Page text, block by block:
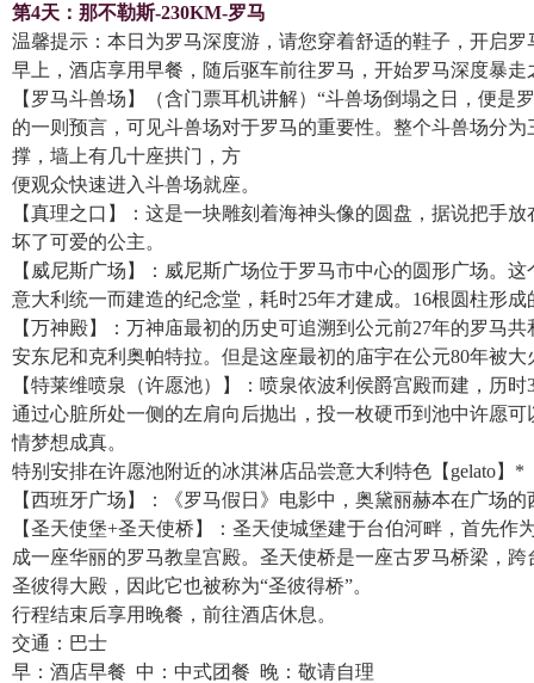
第4天： 那不勒斯-230KM-罗马
温馨提示：本日为罗马深度游，请您穿着舒适的鞋子，开启罗
早上，酒店享用早餐，随后驱车前往罗马，开始罗马深度暴走
【罗马斗兽场】（含门票耳机讲解）“斗兽场倒塌之日，便
的一则预言，可见斗兽场对于罗马的重要性。整个斗兽场分
撑，墙上有几十座拱门，方
便观众快速进入斗兽场就座。
【真理之口】：这是一块雕刻着海神头像的圆盘，据说把手
坏了可爱的公主。
【威尼斯广场】：威尼斯广场位于罗马市中心的圆形广场。
意大利统一而建造的纪念堂，耗时25年才建成。16根圆柱形
【万神殿】：万神庙最初的历史可追溯到公元前27年的罗马
安东尼和克利奥帕特拉。但是这座最初的庙宇在公元80年被
【特莱维喷泉（许愿池）】：喷泉依波利侯爵宫殿而建，历
通过心脏所处一侧的左肩向后抛出，投一枚硬币到池中许愿
情梦想成真。
特别安排在许愿池附近的冰淇淋店品尝意大利特色【gelato】*
【西班牙广场】：《罗马假日》电影中，奥黛丽赫本在广场
【圣天使堡+圣天使桥】：圣天使城堡建于台伯河畔，首先
成一座华丽的罗马教皇宫殿。圣天使桥是一座古罗马桥梁，
圣彼得大殿，因此它也被称为“圣彼得桥”。
行程结束后享用晚餐，前往酒店休息。
交通：巴士
早：酒店早餐 中：中式团餐 晚：敬请自理